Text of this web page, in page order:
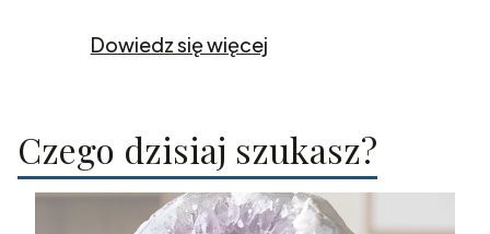
Dowiedz się więcej
Czego dzisiaj szukasz?